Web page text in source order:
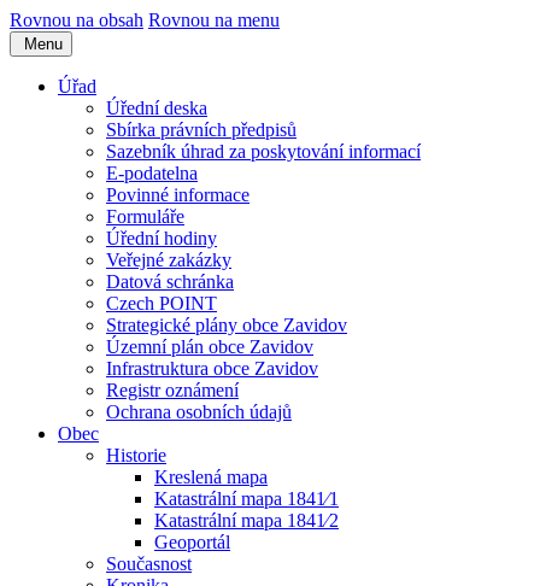
Rovnou na obsah Rovnou na menu
Menu
Úřad
Úřední deska
Sbírka právních předpisů
Sazebník úhrad za poskytování informací
E-podatelna
Povinné informace
Formuláře
Úřední hodiny
Veřejné zakázky
Datová schránka
Czech POINT
Strategické plány obce Zavidov
Územní plán obce Zavidov
Infrastruktura obce Zavidov
Registr oznámení
Ochrana osobních údajů
Obec
Historie
Kreslená mapa
Katastrální mapa 1841⁄1
Katastrální mapa 1841⁄2
Geoportál
Současnost